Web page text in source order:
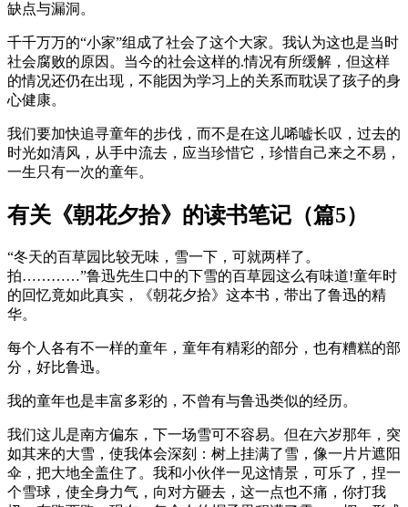
缺点与漏洞。
千千万万的“小家”组成了社会了这个大家。我认为这也是当时
社会腐败的原因。当今的社会这样的.情况有所缓解，但这样
的情况还仍在出现，不能因为学习上的关系而耽误了孩子的身
心健康。
我们要加快追寻童年的步伐，而不是在这儿唏嘘长叹，过去的
时光如清风，从手中流去，应当珍惜它，珍惜自己来之不易，
一生只有一次的童年。
有关《朝花夕拾》的读书笔记（篇5）
“冬天的百草园比较无味，雪一下，可就两样了。
拍…………”鲁迅先生口中的下雪的百草园这么有味道!童年时
的回忆竟如此真实，《朝花夕拾》这本书，带出了鲁迅的精
华。
每个人各有不一样的童年，童年有精彩的部分，也有糟糕的部
分，好比鲁迅。
我的童年也是丰富多彩的，不曾有与鲁迅类似的经历。
我们这儿是南方偏东，下一场雪可不容易。但在六岁那年，突
如其来的大雪，使我体会深刻：树上挂满了雪，像一片片遮阳
伞，把大地全盖住了。我和小伙伴一见这情景，可乐了，捏一
个雪球，使全身力气，向对方砸去，这一点也不痛，你打我